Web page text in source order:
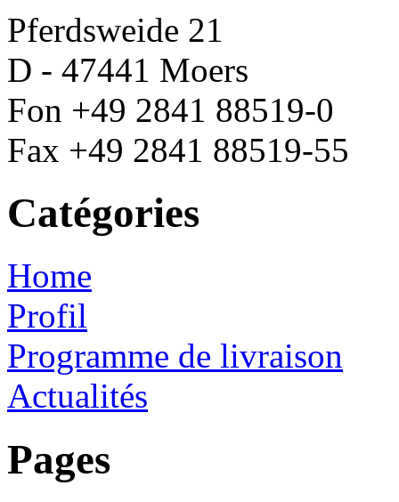
Pferdsweide 21
D - 47441 Moers
Fon +49 2841 88519-0
Fax +49 2841 88519-55
Catégories
Home
Profil
Programme de livraison
Actualités
Pages